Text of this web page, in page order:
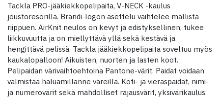
Tackla PRO-jääkiekkopelipaita, V-NECK -kaulus
joustoresorilla. Brändi-logon asettelu vaihtelee mallista
riippuen. AirKnit neulos on kevyt ja edistyksellinen, tukee
liikkuvuutta ja on miellyttävä yllä sekä kestävä ja
hengittävä pelissä. Tackla jääkiekkopelipaita soveltuu myös
kaukalopalloon! Aikuisten, nuorten ja lasten koot.
Pelipaidan värivaihtoehtoina Pantone-värit. Paidat voidaan
valmistaa haluamillanne väreillä. Koti- ja vieraspaidat, nimi-
ja numerovärit sekä mahdolliset rajausvärit, yksivärikaulus.